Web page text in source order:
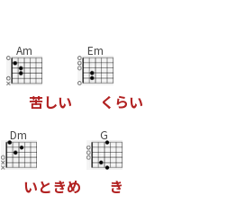
Am
苦しい
Em
く らい
Dm
いときめ
G
き